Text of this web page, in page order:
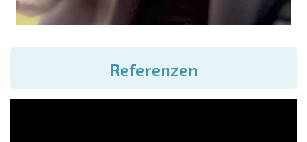
Referenzen